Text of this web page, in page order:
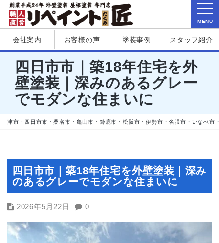
会社案内 お客様の声 塗装事例 スタッフ紹介
四日市市｜築18年住宅を外
壁塗装｜深みのあるグレー
でモダンな住まいに
津市・四日市市・桑名市・亀山市・鈴鹿市・松阪市・伊勢市・名張市・いなべ市
四日市市｜築18年住宅を外壁塗装｜深み
のあるグレーでモダンな住まいに
2026年5月22日 0
MENU